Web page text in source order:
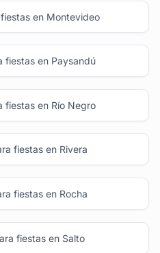
en Montevideo
fiestas en Paysandú
fiestas en Río Negro
fiestas en Rivera
fiestas en Rocha
fiestas en Salto